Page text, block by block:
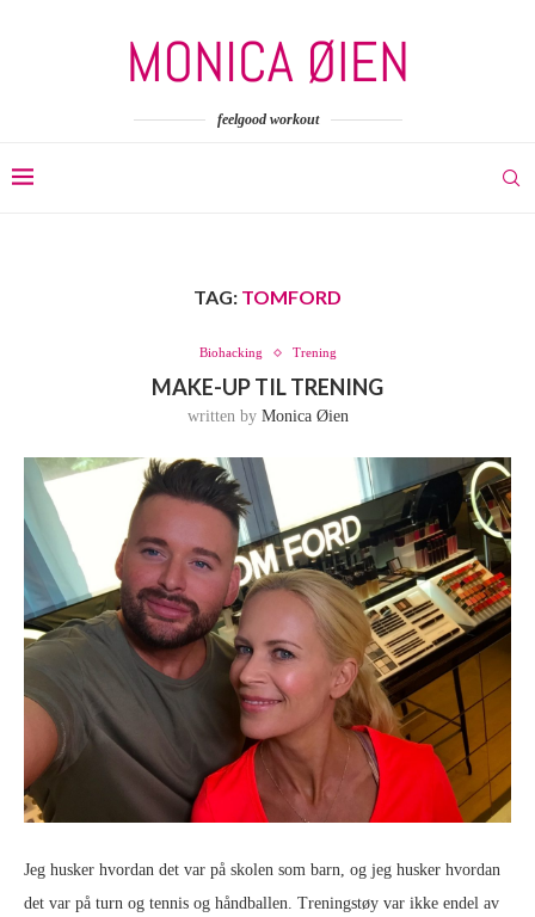
feelgood workout
TAG: TOMFORD
Biohacking Trening
MAKE-UP TIL TRENING
written by Monica Øien
Jeg husker hvordan det var på skolen som barn, og jeg husker hvordan
det var på turn og tennis og håndballen. Treningstøy var ikke endel av